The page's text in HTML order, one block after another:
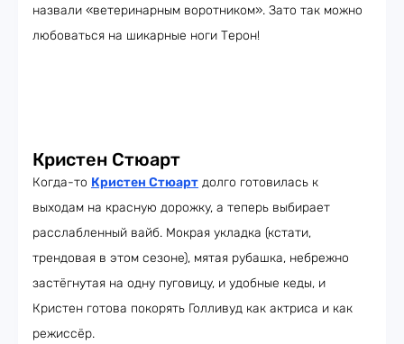
назвали «ветеринарным воротником». Зато так можно
любоваться на шикарные ноги Терон!
Кристен Стюарт
Когда-то Кристен Стюарт долго готовилась к
выходам на красную дорожку, а теперь выбирает
расслабленный вайб. Мокрая укладка (кстати,
трендовая в этом сезоне), мятая рубашка, небрежно
застёгнутая на одну пуговицу, и удобные кеды, и
Кристен готова покорять Голливуд как актриса и как
режиссёр.